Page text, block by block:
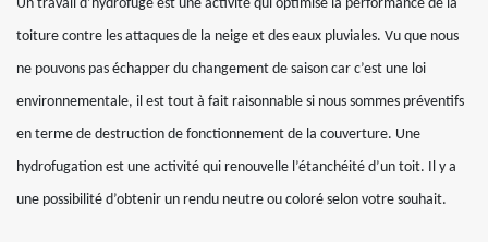
Un travail d’hydrofuge est une activité qui optimise la performance de la
toiture contre les attaques de la neige et des eaux pluviales. Vu que nous
ne pouvons pas échapper du changement de saison car c’est une loi
environnementale, il est tout à fait raisonnable si nous sommes préventifs
en terme de destruction de fonctionnement de la couverture. Une
hydrofugation est une activité qui renouvelle l’étanchéité d’un toit. Il y a
une possibilité d’obtenir un rendu neutre ou coloré selon votre souhait.